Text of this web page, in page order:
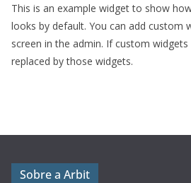
This is an example widget to show
looks by default. You can add custom
screen in the admin. If custom
replaced by those widgets.
Sobre a Arbit